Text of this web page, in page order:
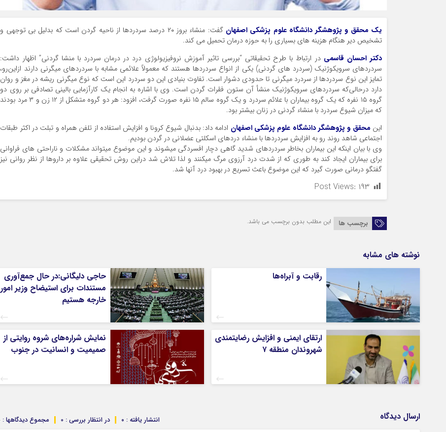
یک محقق و پژوهشگر دانشگاه علوم پزشکی اصفهان
گفت: منشاء بروز ۲۰ درصد سردردها از ناحیه گردن است که بدلیل بی توجهی و
تشخیص دیر هنگام هزینه های بسیاری را به حوزه درمان تحمیل می کند.
دکتر احسان قاسمی در ارتباط با طرح تحقیقاتی “بررسی تاثیر آموزش نروفیزیولوژی درد در درمان سردرد با منشا گردنی” اظهار داشت:
سردردهای سرویکوژنیک (سردرد های گردنی) یکی از انواع سردردها هستند که معمولاً علائمی مشابه با سردردهای میگرنی دارند ازاین‌رو،
تمایز این نوع سردردها از سردرد میگرنی تا حدودی دشوار است. تفاوت بنیادی این دو سردرد این است که نوع میگرنی ریشه در مغز و روان
دارد درحالی‌که سردردهای سرویکوژنیک منشأ آن ستون فقرات گردن است. وی با اشاره به انجام یک کارآزمایی بالینی تصادفی بر روی دو
گروه ۱۵ نفره که یک گروه بیماران با علائم سردرد و یک گروه سالم ۱۵ نفره صورت گرفت، افزود: هر دو گروه متشکل از ۱۲ زن و ۳ مرد بودند
که میزان شیوع سردرد با منشاء گردنی در زنان بیشتر بود.
این محقق و پژوهشگر دانشگاه علوم پزشکی اصفهان ادامه داد: بدنبال شیوع کرونا و افزایش استفاده از تلفن همراه و تبلت در اکثر طبقات
اجتماعی شاهد روند رو به افزایش سردردها با منشاء دردهای اسکلتی عضلانی در گردن بودیم.
وی با بیان اینکه این بیماران بخاطر سردردهای شدید گاهی دچار افسردگی میشوند و این موضوع میتواند مشکلات و ناراحتی های فراوانی
برای بیماران ایجاد کند به طوری که از شدت درد آرزوی مرگ میکنند و لذا تلاش شد دراین روش تحقیقی علاوه بر داروها از نظر روانی نیز
گفتگو درمانی صورت گیرد که این موضوع باعث تسریع در بهبود درد آنها شد.
Post Views: ۱۹۳
برچسب ها این مطلب بدون برچسب می باشد.
نوشته های مشابه
رقابت و آبراه‌ها
حاجی دلیگانی:در حال جمع‌آوری
مستندات برای استیضاح وزیر امور
خارجه هستیم
ارتقای ایمنی و افزایش رضایتمندی
شهروندان منطقه ۷
نمایش شراره‌های شروه روایتی از
صمیمیت و انسانیت در جنوب
ارسال دیدگاه مجموع دیدگاهها : 0 در انتظار بررسی : 0 انتشار یافته : ۰